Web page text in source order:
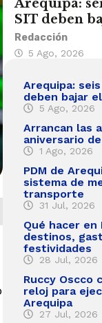
Arequipa:
SIT deben
Redacción
5 Ago, 2026
Arequipa:
deben bajar
5 Ago, 2026
Arrancan las
aniversario
1 Ago, 2026
PDM de
sistema de
transporte
31 Jul, 2026
Qué hacer en
destinos,
festividades
28 Jul, 2026
Ruccy Oscco
reloj para
Arequipa
27 Jul, 2026